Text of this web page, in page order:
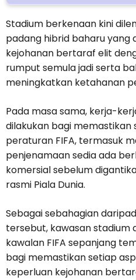
Stadium berkenaan kini
padang hibrid baharu yang
kejohanan bertaraf elit
rumput semula jadi serta
meningkatkan ketahanan
Pada masa sama, kerja-
dilakukan bagi
peraturan FIFA, termasuk
penjenamaan sedia ada
komersial sebelum
rasmi Piala Dunia.
Sebagai sebahagian
tersebut, kawasan stadium
kawalan FIFA sepanjang
bagi memastikan setiap
keperluan kejohanan